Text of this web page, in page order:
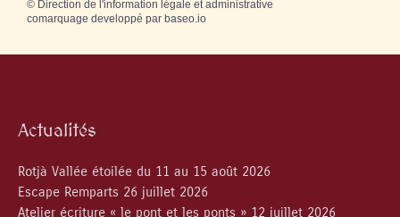
© Direction de l'information légale et administrative
comarquage developpé par baseo.io
Actualités
Rotjà Vallée étoilée du 11 au 15 août 2026
Escape Remparts 26 juillet 2026
Atelier écriture « le pont et les ponts » 12 juillet 2026